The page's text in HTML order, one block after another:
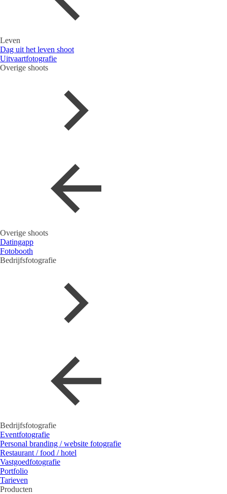
Leven
Dag uit het leven shoot
Uitvaartfotografie
Overige shoots
Overige shoots
Datingapp
Fotobooth
Bedrijfsfotografie
Bedrijfsfotografie
Eventfotografie
Personal branding / website fotografie
Restaurant / food / hotel
Vastgoedfotografie
Portfolio
Tarieven
Producten